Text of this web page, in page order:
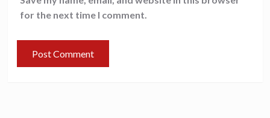
for the next time I comment.